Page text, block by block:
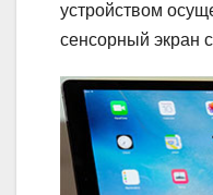
устройством
сенсорный экран